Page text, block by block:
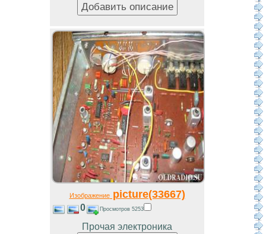
Изображениеpicture(33667)
0 Просмотров 5253
Прочая электроника